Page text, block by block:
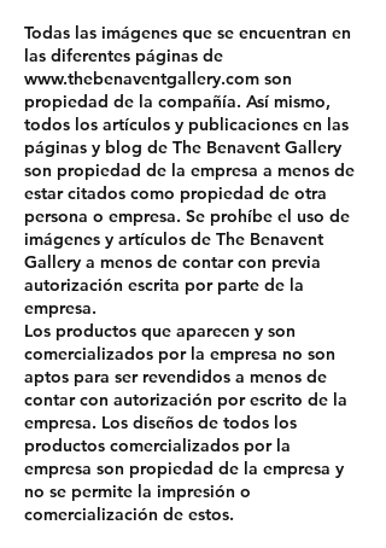
Todas las imágenes que se encuentran en
las diferentes páginas de
www.thebenaventgallery.com son
propiedad de la compañía. Así mismo,
todos los artículos y publicaciones en las
páginas y blog de The Benavent Gallery
son propiedad de la empresa a menos de
estar citados como propiedad de otra
persona o empresa. Se prohíbe el uso de
imágenes y artículos de The Benavent
Gallery a menos de contar con previa
autorización escrita por parte de la
empresa.
Los productos que aparecen y son
comercializados por la empresa no son
aptos para ser revendidos a menos de
contar con autorización por escrito de la
empresa. Los diseños de todos los
productos comercializados por la
empresa son propiedad de la empresa y
no se permite la impresión o
comercialización de estos.